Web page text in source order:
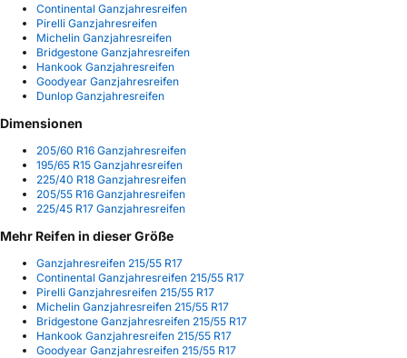
Continental Ganzjahresreifen
Pirelli Ganzjahresreifen
Michelin Ganzjahresreifen
Bridgestone Ganzjahresreifen
Hankook Ganzjahresreifen
Goodyear Ganzjahresreifen
Dunlop Ganzjahresreifen
Dimensionen
205/60 R16 Ganzjahresreifen
195/65 R15 Ganzjahresreifen
225/40 R18 Ganzjahresreifen
205/55 R16 Ganzjahresreifen
225/45 R17 Ganzjahresreifen
Mehr Reifen in dieser Größe
Ganzjahresreifen 215/55 R17
Continental Ganzjahresreifen 215/55 R17
Pirelli Ganzjahresreifen 215/55 R17
Michelin Ganzjahresreifen 215/55 R17
Bridgestone Ganzjahresreifen 215/55 R17
Hankook Ganzjahresreifen 215/55 R17
Goodyear Ganzjahresreifen 215/55 R17